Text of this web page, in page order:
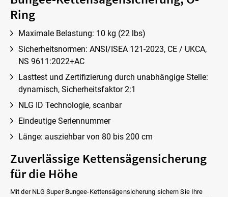
Ring
Maximale Belastung: 10 kg (22 lbs)
Sicherheitsnormen: ANSI/ISEA 121-2023, CE / UKCA,
NS 9611:2022+AC
Lasttest und Zertifizierung durch unabhängige Stelle:
dynamisch, Sicherheitsfaktor 2:1
NLG ID Technologie, scanbar
Eindeutige Seriennummer
Länge: ausziehbar von 80 bis 200 cm
Zuverlässige Kettensägensicherung
für die Höhe
Mit der NLG Super Bungee-Kettensägensicherung sichern Sie Ihre